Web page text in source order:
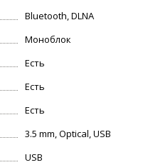
Bluetooth, DLNA
Моноблок
Есть
Есть
Есть
3.5 mm, Optical, USB
USB